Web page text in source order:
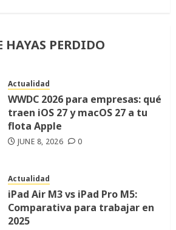
HAYAS PERDIDO
Actualidad
WWDC 2026 para empresas: qué
traen iOS 27 y macOS 27 a tu
flota Apple
JUNE 8, 2026 0
Actualidad
iPad Air M3 vs iPad Pro M5:
Comparativa para trabajar en
2025